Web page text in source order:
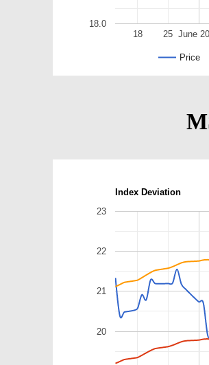
Price
June
18 25
18.0
Index Deviation
20
21
22
23